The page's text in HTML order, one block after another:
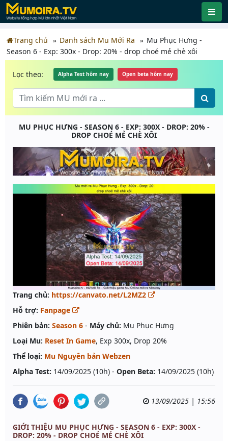
Trang chủ Danh sách Mu Mới Ra
Mu Phục Hưng -
Season 6 - Exp: 300x - Drop: 20% - drop choé mẻ chè xôi
Lọc theo: Alpha Test hôm nay Open beta hôm nay
MU PHỤC HƯNG - SEASON 6 - EXP: 300X - DROP: 20% -
DROP CHOÉ MẺ CHÈ XÔI
Trang chủ: https://canvato.net/L2MZ2
Hỗ trợ: Fanpage
Phiên bản: Season 6 - Máy chủ: Mu Phục Hưng
Loại Mu: Reset In Game, Exp 300x, Drop 20%
Thể loại: Mu Nguyên bản Webzen
Alpha Test: 14/09/2025 (10h) - Open Beta: 14/09/2025 (10h)
13/09/2025 | 15:56
GIỚI THIỆU MU PHỤC HƯNG - SEASON 6 - EXP: 300X -
DROP: 20% - DROP CHOÉ MẺ CHÈ XÔI